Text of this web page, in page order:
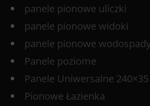
panele pionowe uliczki
panele pionowe widoki
panele pionowe
Panele poziome
Panele Uniwersalne 240×35
Pionowe Łazienka